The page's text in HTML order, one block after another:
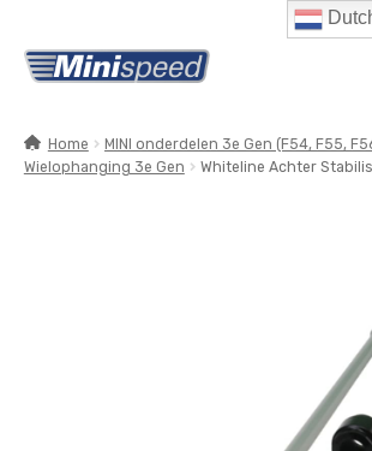
Ga
door
navigatie
Ga
naar
inhoud
PRODUCTEN
Home
MINI onderdelen 3e Gen (F54, F55,
Wielophanging 3e Gen
Whiteline Achter